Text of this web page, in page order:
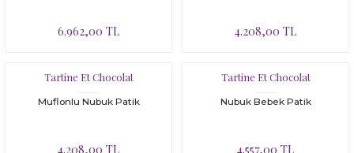
6.962,00 TL 4.208,00 TL
Tartine Et Chocolat
Muflonlu Nubuk Patik
4.208,00 TL
Tartine Et Chocolat
Nubuk Bebek Patik
4.557,00 TL